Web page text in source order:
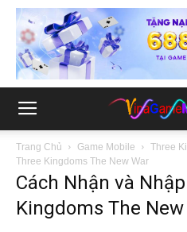
Trang Chủ Game Mobile Three
Three Kingdoms The New War
Cách Nhận và
Kingdoms The New